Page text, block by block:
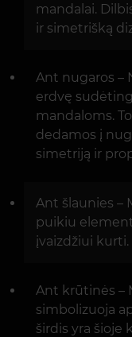
mandalai.
ir simetrišką
Ant nugaros –
erdvę
mandaloms.
dedamos į
simetriją ir
Ant šlaunies –
puikiu
įvaizdžiui kurti.
Ant krūtinės –
simbolizuoja
širdis yra šioje